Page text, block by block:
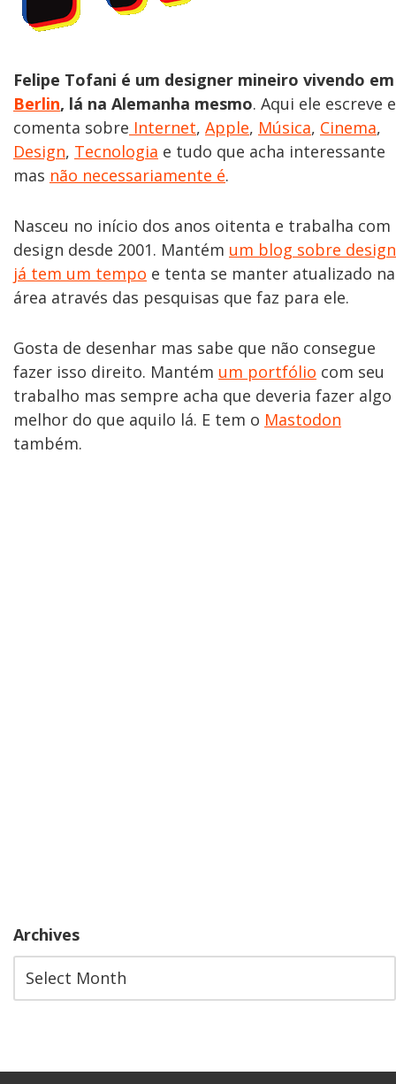
Felipe Tofani é um designer mineiro vivendo em
Berlin, lá na Alemanha mesmo. Aqui ele escreve e
comenta sobre Internet, Apple, Música, Cinema,
Design, Tecnologia e tudo que acha interessante
mas não necessariamente é.
Nasceu no início dos anos oitenta e trabalha com
design desde 2001. Mantém um blog sobre design
já tem um tempo e tenta se manter atualizado na
área através das pesquisas que faz para ele.
Gosta de desenhar mas sabe que não consegue
fazer isso direito. Mantém um portfólio com seu
trabalho mas sempre acha que deveria fazer algo
melhor do que aquilo lá. E tem o Mastodon
também.
Archives